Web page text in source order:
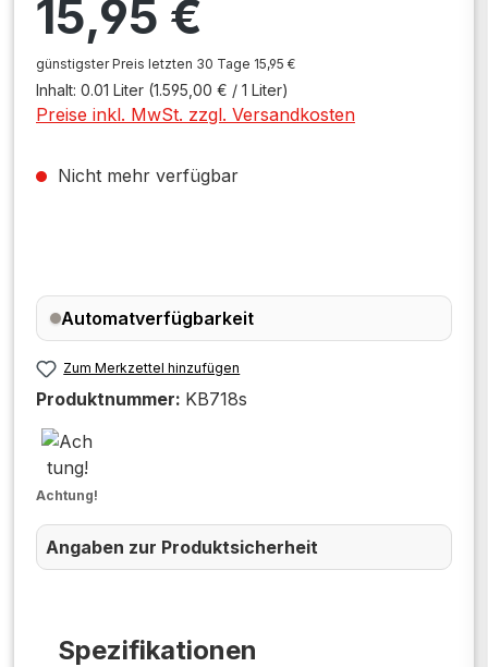
Spezifikationen
15,95 €
günstigster Preis letzten 30 Tage 15,95 €
Inhalt: 0.01 Liter (1.595,00 € / 1 Liter)
Preise inkl. MwSt. zzgl. Versandkosten
Nicht mehr verfügbar
Automatverfügbarkeit
Zum Merkzettel hinzufügen
Produktnummer: KB718s
Achtung!
Angaben zur Produktsicherheit